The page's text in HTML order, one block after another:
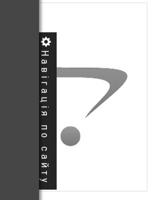
Навігація по сайту